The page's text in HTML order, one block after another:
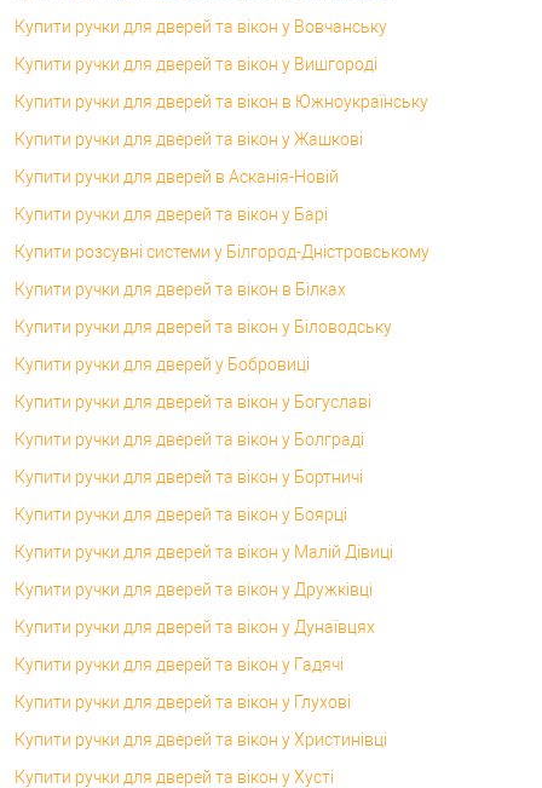
Купити ручки для дверей та вікон у Вовчанську
Купити ручки для дверей та вікон у Вишгороді
Купити ручки для дверей та вікон в Южноукраїнську
Купити ручки для дверей та вікон у Жашкові
Купити ручки для дверей в Асканія-Новій
Купити ручки для дверей та вікон у Барі
Купити розсувні системи у Білгород-Дністровському
Купити ручки для дверей та вікон в Білках
Купити ручки для дверей та вікон у Біловодську
Купити ручки для дверей у Бобровиці
Купити ручки для дверей та вікон у Богуславі
Купити ручки для дверей та вікон у Болграді
Купити ручки для дверей та вікон у Бортничі
Купити ручки для дверей та вікон у Боярці
Купити ручки для дверей та вікон у Малій Дівиці
Купити ручки для дверей та вікон у Дружківці
Купити ручки для дверей та вікон у Дунаївцях
Купити ручки для дверей та вікон у Гадячі
Купити ручки для дверей та вікон у Глухові
Купити ручки для дверей та вікон у Христинівці
Купити ручки для дверей та вікон у Хусті